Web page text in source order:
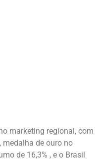
marketing regional, com
medalha de ouro no
de 16,3% , e o Brasil